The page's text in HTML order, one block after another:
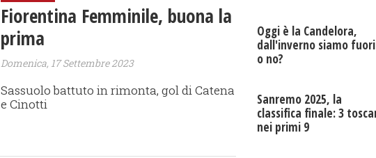
Fiorentina Femminile, buona la
prima
Domenica, 17 Settembre 2023
Sassuolo battuto in rimonta, gol di Catena
e Cinotti
Oggi è la Candelora,
dall'inverno siamo fuori
o no?
Sanremo 2025, la
classifica finale: 3
nei primi 9